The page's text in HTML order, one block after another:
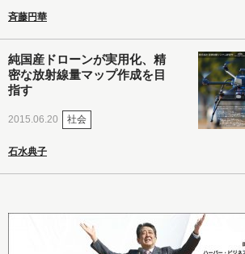
斉藤円華
純国産ドローンが実用化、精
密な放射線量マップ作成を目
指す
2015.06.20 社会
石水典子